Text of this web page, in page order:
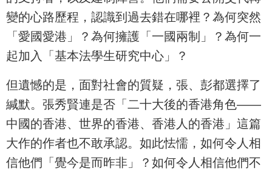
變的心路歷程，認識到過去錯在哪裡？為何突然
「愛國愛港」？為何擁護「一國兩制」？為何一
起加入「基本法學生研究中心」？
但遺憾的是，面對社會的質疑，張、彭都選擇了
緘默。張秀賢連是否「二十大後的香港角色——
中國的香港、世界的香港、香港人的香港」這篇
大作的作者也不敢承認。如此怯懦，如何令人相
信他們「覺今是而昨非」？如何令人相信他們不